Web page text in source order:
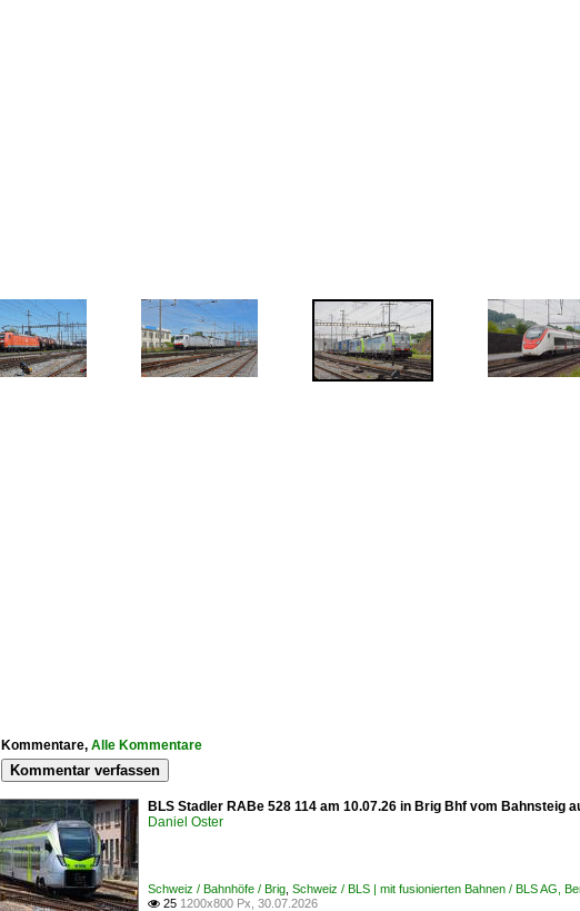
Kommentare, Alle Kommentare
Kommentar verfassen
BLS Stadler RABe 528 114 am 10.07.26 in Brig Bhf vom Bahnsteig
Daniel Oster
Schweiz / Bahnhöfe / Brig Schweiz / BLS | mit fusionierten Bahnen / BLS AG,
 25 1200x800 Px, 30.07.2026